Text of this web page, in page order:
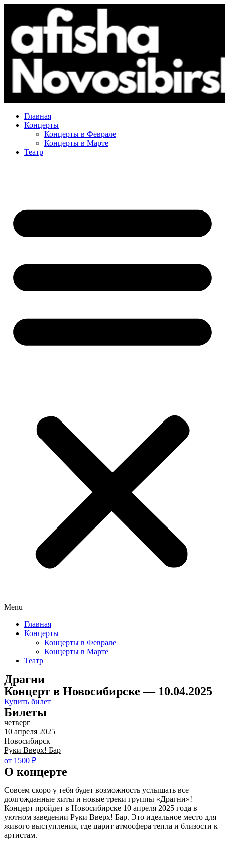
Главная
Концерты
Концерты в Феврале
Концерты в Марте
Театр
Menu
Главная
Концерты
Концерты в Феврале
Концерты в Марте
Театр
Драгни
Концерт в Новосибирске — 10.04.2025
Купить билет
Билеты
четверг
10 апреля 2025
Новосибирск
Руки Вверх! Бар
от 1500 ₽
О концерте
Совсем скоро у тебя будет возможность услышать все
долгожданные хиты и новые треки группы «Драгни»!
Концерт пройдет в Новосибирске 10 апреля 2025 года в
уютном заведении Руки Вверх! Бар. Это идеальное место для
живого выступления, где царит атмосфера тепла и близости к
артистам.